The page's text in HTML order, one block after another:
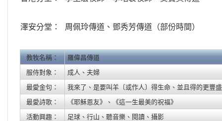
澤安分堂： 周佩玲傳道、鄧秀芳傳道（部份時間）
教牧名稱：
羅偉昌傳道
服侍對象：
成人、夫婦
最愛金句：
我來了、是要叫羊〔或作人〕得生命、並且得的更豐
最愛詩歌：
《耶穌恩友》、《這一生最美的祝福》
活動興趣：
足球、行山、聽音樂、閱讀、攝影